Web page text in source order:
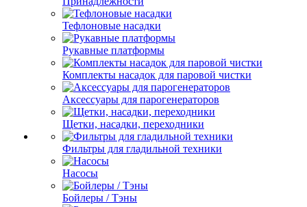
Тефлоновые насадки
Рукавные платформы
Комплекты насадок для паровой чистки
Аксессуары для парогенераторов
Щетки, насадки, переходники
Фильтры для гладильной техники
Насосы
Бойлеры / Тэны